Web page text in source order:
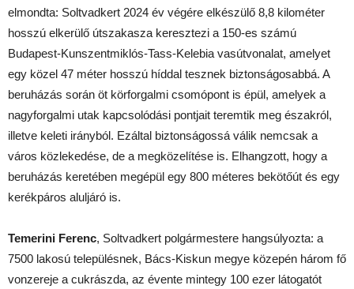
elmondta: Soltvadkert 2024 év végére elkészülő 8,8 kilométer
hosszú elkerülő útszakasza keresztezi a 150-es számú
Budapest-Kunszentmiklós-Tass-Kelebia vasútvonalat, amelyet
egy közel 47 méter hosszú híddal tesznek biztonságosabbá. A
beruházás során öt körforgalmi csomópont is épül, amelyek a
nagyforgalmi utak kapcsolódási pontjait teremtik meg északról,
illetve keleti irányból. Ezáltal biztonságossá válik nemcsak a
város közlekedése, de a megközelítése is. Elhangzott, hogy a
beruházás keretében megépül egy 800 méteres bekötőút és egy
kerékpáros aluljáró is.
Temerini Ferenc, Soltvadkert polgármestere hangsúlyozta: a
7500 lakosú településnek, Bács-Kiskun megye közepén három fő
vonzereje a cukrászda, az évente mintegy 100 ezer látogatót